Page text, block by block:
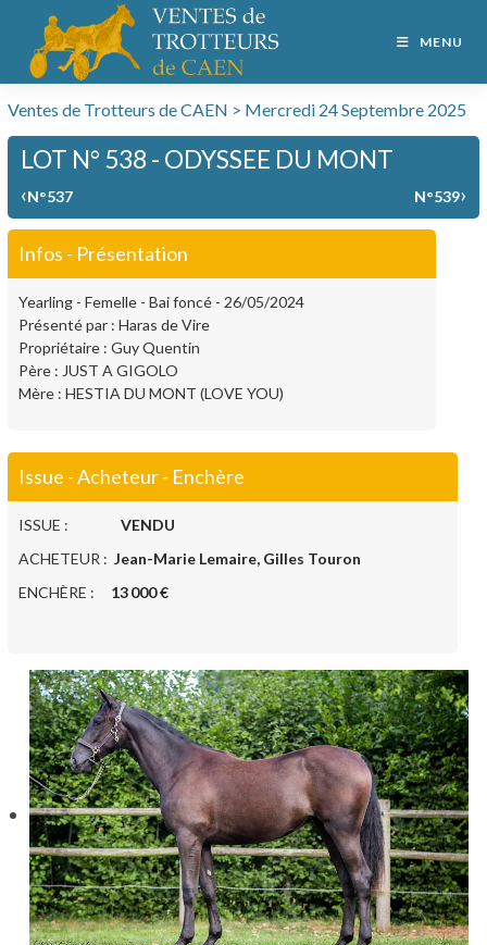
MENU
Ventes de Trotteurs de CAEN > Mercredi 24 Septembre 2025
LOT N° 538 - ODYSSEE DU MONT
‹N°537 N°539›
Infos - Présentation
Yearling - Femelle - Bai foncé - 26/05/2024
Présenté par : Haras de Vire
Propriétaire : Guy Quentin
Père : JUST A GIGOLO
Mère : HESTIA DU MONT (LOVE YOU)
Issue - Acheteur - Enchère
ISSUE : VENDU
ACHETEUR : Jean-Marie Lemaire, Gilles Touron
ENCHÈRE : 13 000 €